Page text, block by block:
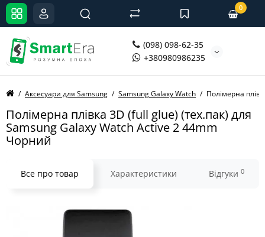
(098) 098-62-35
+380980986235
0
Аксесуари для Samsung Samsung Galaxy Watch Полімерна
Полімерна плівка 3D (full glue) (тех.пак) для
Samsung Galaxy Watch Active 2 44mm
Чорний
Все про товар Характеристики Відгуки 0